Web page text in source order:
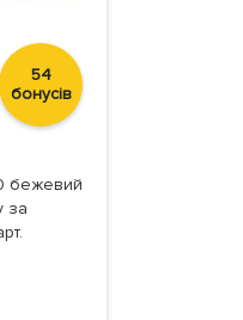
54
бонусів
бежевий
за